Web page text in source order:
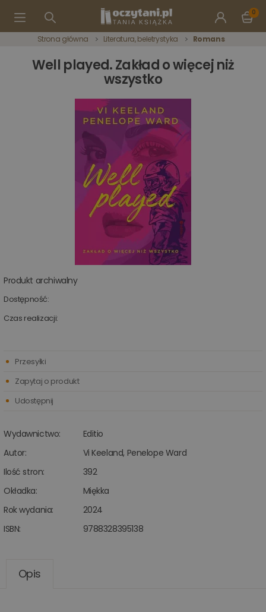
0
Strona główna Literatura, beletrystyka Romans
Well played. Zakład o więcej niż
wszystko
Produkt archiwalny
Dostępność:
Czas realizacji:
Wydawnictwo:
Editio
Autor:
Vi Keeland, Penelope Ward
Ilość stron:
392
Okładka:
Miękka
Rok wydania:
2024
ISBN:
9788328395138
Przesyłki
Zapytaj o produkt
Udostępnij
Opis